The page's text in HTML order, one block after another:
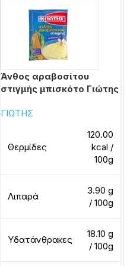
Άνθος αραβοσίτου
στιγμής μπισκότο Γιώτης
ΓΙΩΤΗΣ
Θερμίδες
120.00
kcal /
100g
Λιπαρά
3.90 g
/ 100g
Υδατάνθρακες
18.10 g
/ 100g